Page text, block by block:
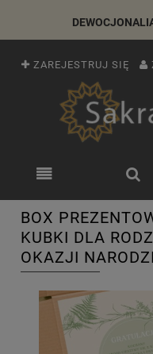
ZAREJESTRUJ SIĘ
BOX
KUBKI DLA
OKAZJI